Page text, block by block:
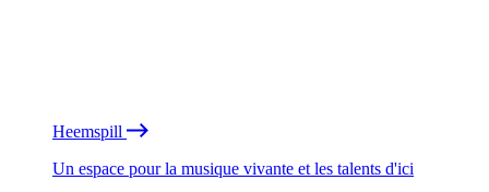
Heemspill
Un espace pour la musique vivante et les talents d'ici